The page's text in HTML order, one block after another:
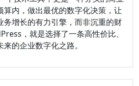
内，做出最优的数字化决策，让
务增长的有力引擎，而非沉重的财
，就是选择了一条高性价比、
的企业数字化之路。